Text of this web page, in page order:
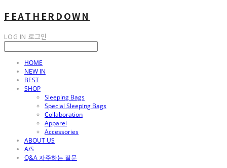
FEATHERDOWN
LOG IN 로그인
HOME
NEW IN
BEST
SHOP
Sleeping Bags
Special Sleeping Bags
Collaboration
Apparel
Accessories
ABOUT US
A/S
Q&A 자주하는 질문